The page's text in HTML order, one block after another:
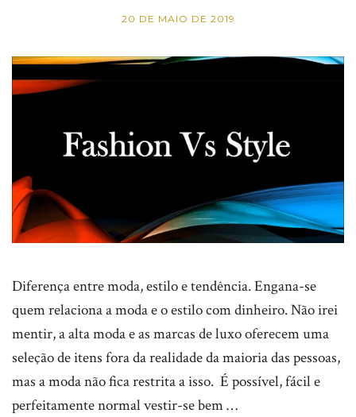
20 DE MAIO DE 2019
Diferença entre moda, estilo e tendência. Engana-se
quem relaciona a moda e o estilo com dinheiro. Não irei
mentir, a alta moda e as marcas de luxo oferecem uma
seleção de itens fora da realidade da maioria das pessoas,
mas a moda não fica restrita a isso. É possível, fácil e
perfeitamente normal vestir-se bem …